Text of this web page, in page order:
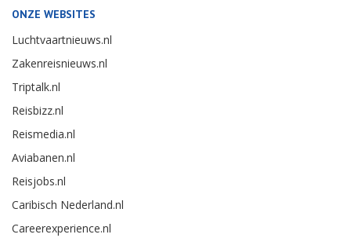
ONZE WEBSITES
Luchtvaartnieuws.nl
Zakenreisnieuws.nl
Triptalk.nl
Reisbizz.nl
Reismedia.nl
Aviabanen.nl
Reisjobs.nl
Caribisch Nederland.nl
Careerexperience.nl